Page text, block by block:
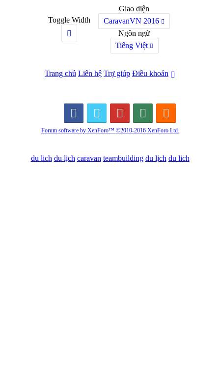
Toggle Width
Giao diện
CaravanVN 2016
Ngôn ngữ
Tiếng Việt
Trang chủ Liên hệ Trợ giúp Điều khoản
Forum software by XenForo™ ©2010-2016 XenForo Ltd.
du lich du lịch caravan teambuilding du lịch du lich